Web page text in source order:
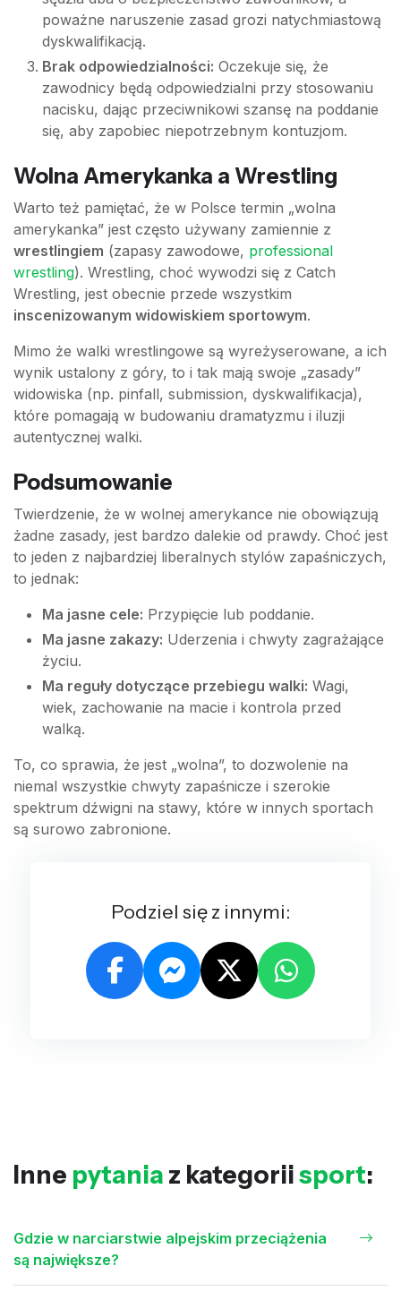
poważne naruszenie zasad grozi natychmiastową
dyskwalifikacją.
Brak odpowiedzialności: Oczekuje się, że
zawodnicy będą odpowiedzialni przy stosowaniu
nacisku, dając przeciwnikowi szansę na poddanie
się, aby zapobiec niepotrzebnym kontuzjom.
Wolna Amerykanka a Wrestling
Warto też pamiętać, że w Polsce termin „wolna
amerykanka” jest często używany zamiennie z
wrestlingiem (zapasy zawodowe, professional
wrestling). Wrestling, choć wywodzi się z Catch
Wrestling, jest obecnie przede wszystkim
inscenizowanym widowiskiem sportowym.
Mimo że walki wrestlingowe są wyreżyserowane, a ich
wynik ustalony z góry, to i tak mają swoje „zasady”
widowiska (np. pinfall, submission, dyskwalifikacja),
które pomagają w budowaniu dramatyzmu i iluzji
autentycznej walki.
Podsumowanie
Twierdzenie, że w wolnej amerykance nie obowiązują
żadne zasady, jest bardzo dalekie od prawdy. Choć jest
to jeden z najbardziej liberalnych stylów zapaśniczych,
to jednak:
Ma jasne cele: Przypięcie lub poddanie.
Ma jasne zakazy: Uderzenia i chwyty zagrażające
życiu.
Ma reguły dotyczące przebiegu walki: Wagi,
wiek, zachowanie na macie i kontrola przed
walką.
To, co sprawia, że jest „wolna”, to dozwolenie na
niemal wszystkie chwyty zapaśnicze i szerokie
spektrum dźwigni na stawy, które w innych sportach
są surowo zabronione.
Podziel się z innymi:
Inne pytania z kategoriisport:
Gdzie w narciarstwie alpejskim przeciążenia
są największe?